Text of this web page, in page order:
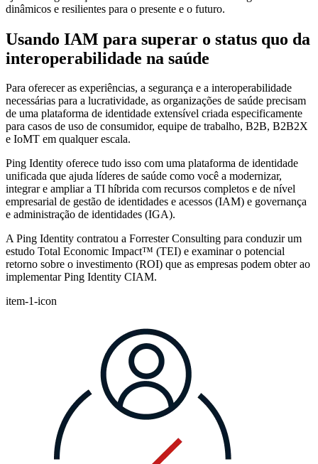
dinâmicos e resilientes para o presente e o futuro.
Usando IAM para superar o status quo da
interoperabilidade na saúde
Para oferecer as experiências, a segurança e a interoperabilidade
necessárias para a lucratividade, as organizações de saúde precisam
de uma plataforma de identidade extensível criada especificamente
para casos de uso de consumidor, equipe de trabalho, B2B, B2B2X
e IoMT em qualquer escala.
Ping Identity oferece tudo isso com uma plataforma de identidade
unificada que ajuda líderes de saúde como você a modernizar,
integrar e ampliar a TI híbrida com recursos completos e de nível
empresarial de gestão de identidades e acessos (IAM) e governança
e administração de identidades (IGA).
A Ping Identity contratou a Forrester Consulting para conduzir um
estudo Total Economic Impact™ (TEI) e examinar o potencial
retorno sobre o investimento (ROI) que as empresas podem obter ao
implementar Ping Identity CIAM.
item-1-icon